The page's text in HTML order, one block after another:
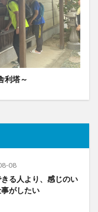
利塔～
08
る人より、感じのい
がしたい